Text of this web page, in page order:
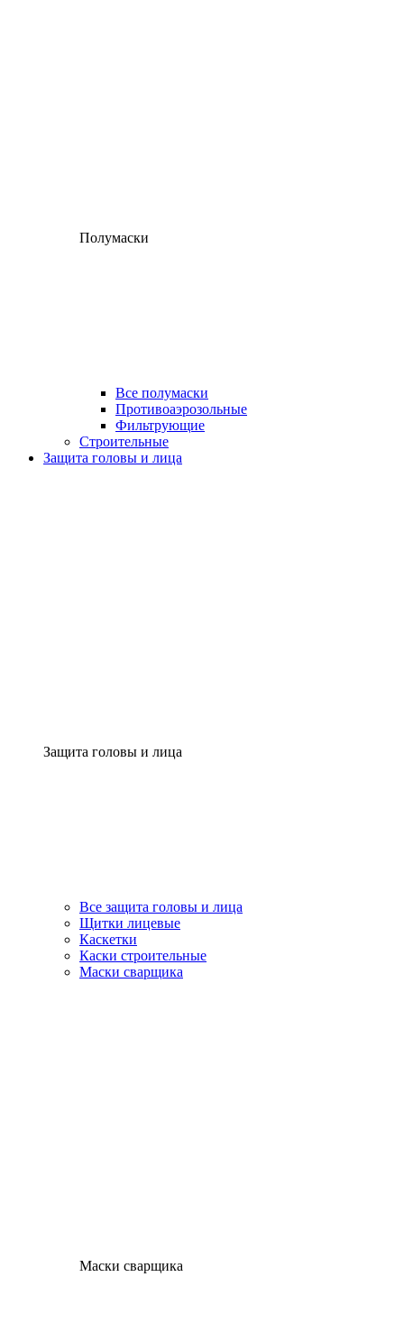
Полумаски
Все полумаски
Противоаэрозольные
Фильтрующие
Строительные
Защита головы и лица
Защита головы и лица
Все защита головы и лица
Щитки лицевые
Каскетки
Каски строительные
Маски сварщика
Маски сварщика